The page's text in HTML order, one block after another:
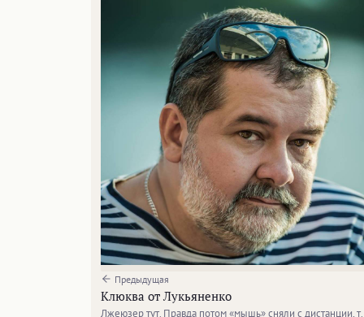
Предыдущая
Клюква от Лукьяненко
Лжеюзер тут. Правда потом «мышь» сняли с дистанции,